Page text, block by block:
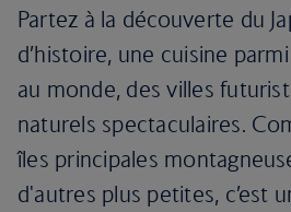
Partez à la découverte du
d’histoire, une cuisine
au monde, des villes
naturels spectaculaires.
îles principales
d'autres plus petites, c’est